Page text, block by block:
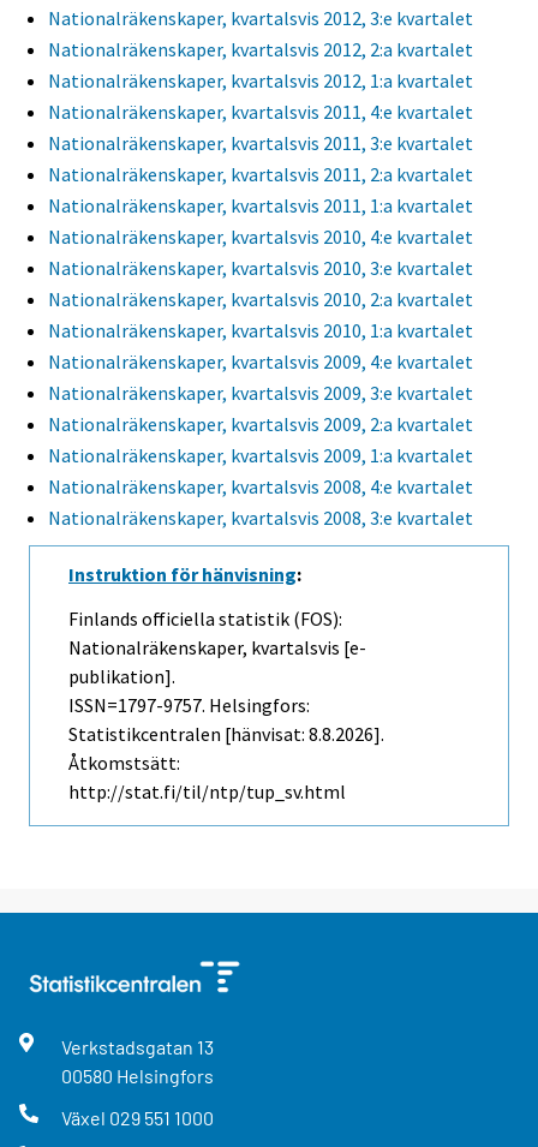
Nationalräkenskaper, kvartalsvis 2012, 3:e kvartalet
Nationalräkenskaper, kvartalsvis 2012, 2:a kvartalet
Nationalräkenskaper, kvartalsvis 2012, 1:a kvartalet
Nationalräkenskaper, kvartalsvis 2011, 4:e kvartalet
Nationalräkenskaper, kvartalsvis 2011, 3:e kvartalet
Nationalräkenskaper, kvartalsvis 2011, 2:a kvartalet
Nationalräkenskaper, kvartalsvis 2011, 1:a kvartalet
Nationalräkenskaper, kvartalsvis 2010, 4:e kvartalet
Nationalräkenskaper, kvartalsvis 2010, 3:e kvartalet
Nationalräkenskaper, kvartalsvis 2010, 2:a kvartalet
Nationalräkenskaper, kvartalsvis 2010, 1:a kvartalet
Nationalräkenskaper, kvartalsvis 2009, 4:e kvartalet
Nationalräkenskaper, kvartalsvis 2009, 3:e kvartalet
Nationalräkenskaper, kvartalsvis 2009, 2:a kvartalet
Nationalräkenskaper, kvartalsvis 2009, 1:a kvartalet
Nationalräkenskaper, kvartalsvis 2008, 4:e kvartalet
Nationalräkenskaper, kvartalsvis 2008, 3:e kvartalet
Instruktion för hänvisning:
Finlands officiella statistik (FOS):
Nationalräkenskaper, kvartalsvis [e-
publikation].
ISSN=1797-9757. Helsingfors:
Statistikcentralen [hänvisat: 8.8.2026].
Åtkomstsätt:
http://stat.fi/til/ntp/tup_sv.html
Verkstadsgatan 13
00580 Helsingfors
Växel 029 551 1000